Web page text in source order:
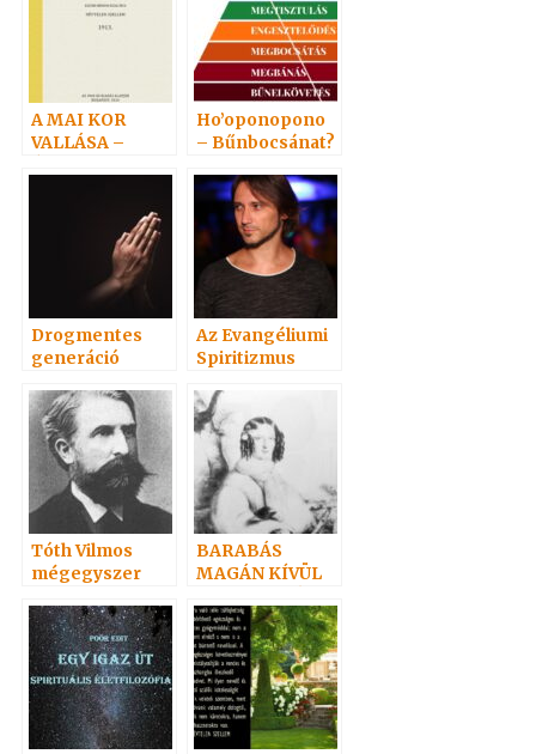
A MAI KOR
VALLÁSA –
Ho’oponopono
– Bűnbocsánat?
Drogmentes
generáció
Az Evangéliumi
Spiritizmus
könyvről 2. rész
Tóth Vilmos
mégegyszer
BARABÁS
MAGÁN KÍVÜL